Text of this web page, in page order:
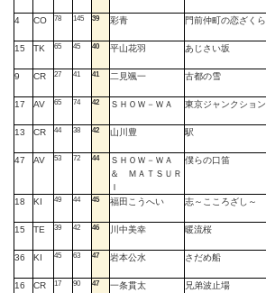
4 CO 78 145 39 彩青 門前仲町の恋ざくら
15 TK 65 45 40 平山花羽 あじさい坂
9 CR 27 41 41 二見颯一 古都の雪
17 AV 65 74 42 ＳＨＯＷ－ＷＡ 東京ジャンクション
13 CR 44 38 42 山川豊 駅
47 AV 53 72 44
ＳＨＯＷ－ＷＡ
＆ ＭＡＴＳＵＲ
僕らの口笛
18 KI 49 44 45 福田こうへい 志～こころざし～
15 TE 39 42 46 川中美幸 暖流桜
36 KI 45 63 47 岩本公水 さだめ船
16 CR 17 90 47 一条貫太 兄弟波止場